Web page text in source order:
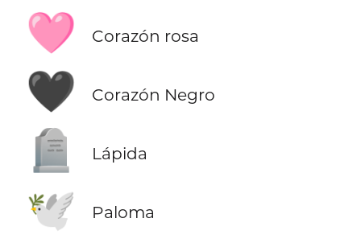
🩷 Corazón rosa
🖤 Corazón Negro
🪦 Lápida
🕊️ Paloma